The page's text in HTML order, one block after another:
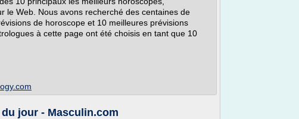
le Web. Nous avons recherché des centaines de
de horoscope et 10 meilleures prévisions
à cette page ont été choisis en tant que 10
jour - Masculin.com